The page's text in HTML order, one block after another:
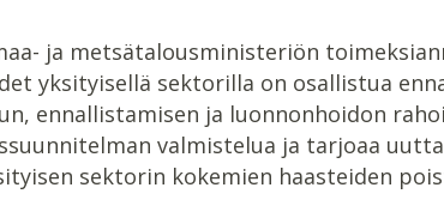
ja metsätalousministeriön
yksityisellä sektorilla on osallistua
ennallistamisen ja luonnonhoidon
valmistelua ja tarjoaa
sektorin kokemien haasteiden